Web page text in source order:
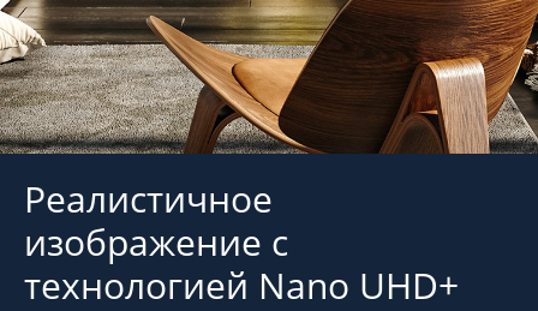
Реалистичное
изображение с
технологией Nano UHD+